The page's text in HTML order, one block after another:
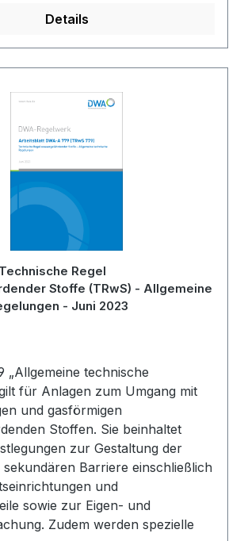
Werkstoffen
Details
Regel
Stoffe (TRwS) - Allgemeine
- Juni 2023
„Allgemeine technische
für Anlagen zum Umgang mit
und gasförmigen
Stoffen. Sie beinhaltet
zur Gestaltung der
Barriere einschließlich
und
sowie zur Eigen- und
Zudem werden spezielle